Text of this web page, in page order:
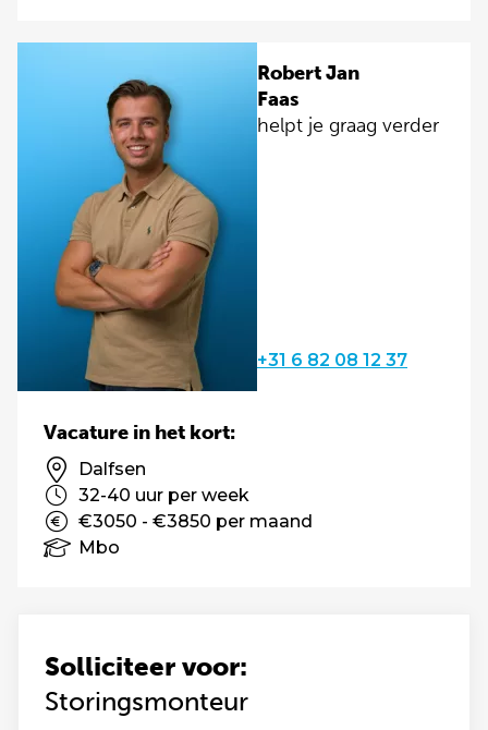
Robert Jan
Faas
helpt je graag verder
+31 6 82 08 12 37
Solliciteer voor:
Storingsmonteur
Vacature in het kort:
Dalfsen
32-40 uur per week
€3050 - €3850 per maand
Mbo